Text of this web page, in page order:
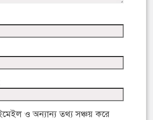
ও অন্যান্য তথ্য সঞ্চয় করে